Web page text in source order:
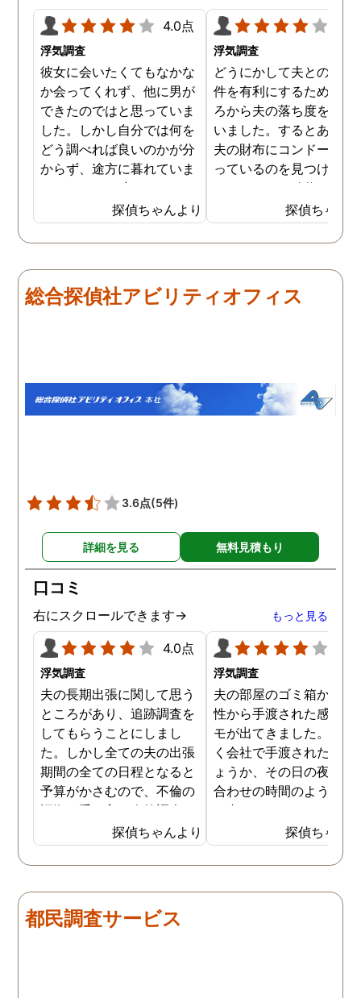
4.0点
浮気調査
彼女に会いたくてもなかな
か会ってくれず、他に男が
できたのではと思っていま
した。しかし自分では何を
どう調べれば良いのかが分
からず、途方に暮れていま
した。そんな時にネットで
探偵事務所の浮気調査の存
在について知り、試しに依
頼をしてみることにしまし
きる手ごろなものもあった
ので、迷わず契約を結ぶこ
調査を行ってくれました。
結果、彼女にはやはり男が
できていたようで、私の連
ることができて良かったの
かなと思うこともでき、彼
女とはこのまま自然消滅と
言う形で別れようと思いま
す。
探偵ちゃんより
浮気調査
どうにかして夫との離婚
件を有利にするため、日
ろから夫の落ち度を探し
いました。するとある時
夫の財布にコンドームが
っているのを見つけ、不
をしていると確信を持ち
した。探偵事務所で調査
依頼しましたが、その時
夫の普段の帰宅時間や出
た。こちらが応えやすい
囲気で質問をして頂き、
不倫の証拠を掴んでいた
き、夫は出張先の自分の
テルに、会社の女性社員
ることも分かり、有利な
件で離婚ができそうです
探偵ちゃん
総合探偵社アビリティオフィス
3.6点(5件)
詳細を見る 無料見積もり
口コミ
右にスクロールできます→ もっと見る
4.0点
浮気調査
夫の長期出張に関して思う
ところがあり、追跡調査を
してもらうことにしまし
た。しかし全ての夫の出張
期間の全ての日程となると
予算がかさむので、不倫の
証拠が手に入り次第調査を
打ち切ってもらう契約にし
ました。調査初日、その日
は夫は本当に仕事をしてい
目、夫は仕事を休みにして
おり、出張先で女性と1日
探偵ちゃんより
浮気調査
夫の部屋のゴミ箱から、
性から手渡された感じの
モが出てきました。おそ
く会社で手渡されたので
ょうか、その日の夜の待
合わせの時間のようなも
が書かれていました。こ
時になんとなく嫌な予感
したので、夫の身辺調査
会社での過ごし方を探偵
探偵に夫の会社の場所を
探偵ちゃん
都民調査サービス